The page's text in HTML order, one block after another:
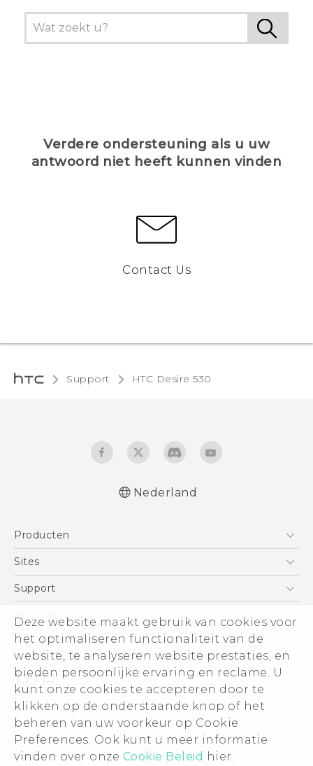
Deze website maakt gebruik van cookies voor
het optimaliseren functionaliteit van de
website, te analyseren website prestaties, en
bieden persoonlijke ervaring en reclame. U
kunt onze cookies te accepteren door te
klikken op de onderstaande knop of het
beheren van uw voorkeur op Cookie
Preferences. Ook kunt u meer informatie
vinden over onze Cookie Beleid hier.
Verdere ondersteuning als u uw
antwoord niet heeft kunnen vinden
Contact Us
Support HTC Desire 530‎
Nederlands - Gebruikershandleiding
English - User manual
Nederland
Producten
Telefoons
Vive
Accessoires
Sites
HTC Vive
Aan de slag
Support
Support voor eCommerce
About HTC
ESG
Informatie over het bedrijf
Voor beleggers (engels)
Cookie Preferences
Vacatures
Security and Privacy Whitepaper
© 2011-2026 HTC Corporation
Legal terms